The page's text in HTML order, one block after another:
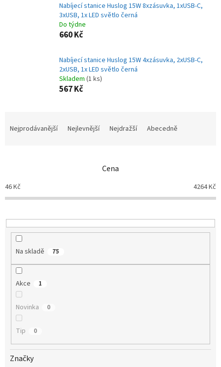
Nabíjecí stanice Huslog 15W 8xzásuvka, 1xUSB-C,
3xUSB, 1x LED světlo černá
Do týdne
660 Kč
Nabíjecí stanice Huslog 15W 4xzásuvka, 2xUSB-C,
2xUSB, 1x LED světlo černá
Skladem (1 ks)
567 Kč
p
r
o
u
Nejprodávanější Nejlevnější Nejdražší Abecedně
Cena
46Kč 4264Kč
Na skladě 75
Akce 1
Novinka 0
Tip 0
Značky